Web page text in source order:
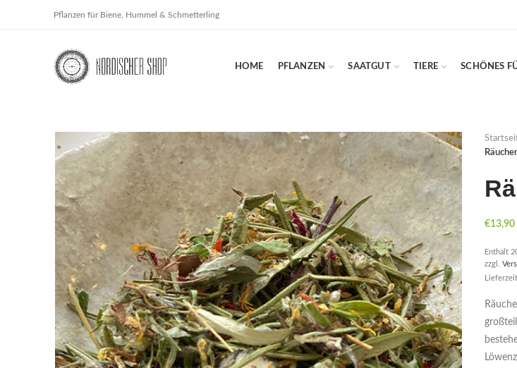
Pflanzen für Biene, Hummel & Schmetterling
HOME PFLANZEN SAATGUT TIERE SCHÖNES
€13,90
Enthält
zzgl.